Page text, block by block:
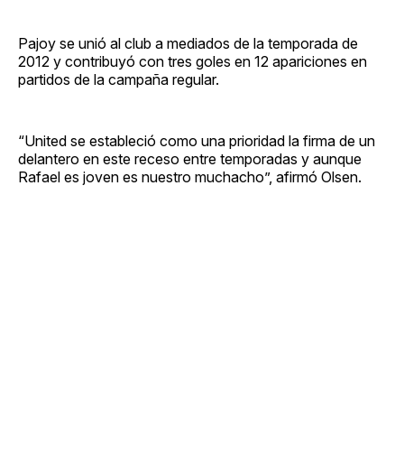
Pajoy se unió al club a mediados de la temporada de
2012 y contribuyó con tres goles en 12 apariciones en
partidos de la campaña regular.
“United se estableció como una prioridad la firma de un
delantero en este receso entre temporadas y aunque
Rafael es joven es nuestro muchacho”, afirmó Olsen.